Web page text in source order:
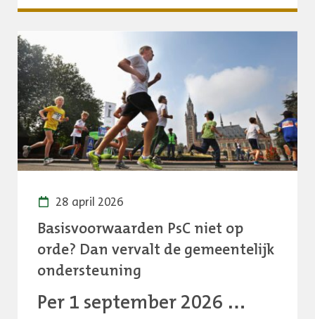
Sportzomer
drie
maanden
lang
sporten,
bewegen
en
28 april 2026
Basisvoorwaarden PsC niet op
orde? Dan vervalt de gemeentelijk
ondersteuning
Per 1 september 2026 …